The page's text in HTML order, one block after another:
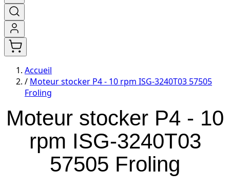
Accueil
/ Moteur stocker P4 - 10 rpm ISG-3240T03 57505
Froling
Moteur stocker P4 - 10
rpm ISG-3240T03
57505 Froling